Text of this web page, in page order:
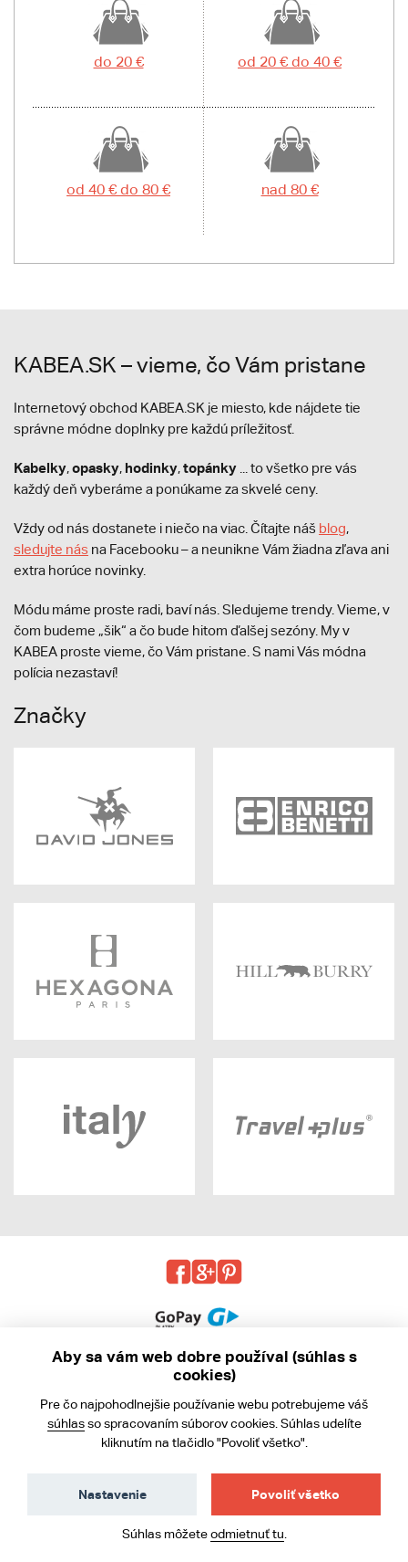
do 20 € od 20 € do 40 €
od 40 € do 80 € nad 80 €
KABEA.SK – vieme, čo Vám pristane
Internetový obchod KABEA.SK je miesto, kde nájdete tie
správne módne doplnky pre každú príležitosť.
Kabelky,opasky, hodinky,topánky ... to všetko pre vás
každý deň vyberáme a ponúkame za skvelé ceny.
Vždy od nás dostanete i niečo na viac. Čítajte náš blog,
sledujte nás na Facebooku – a neunikne Vám žiadna zľava ani
extra horúce novinky.
Módu máme proste radi, baví nás. Sledujeme trendy. Vieme, v
čom budeme „šik“ a čo bude hitom ďalšej sezóny. My v
KABEA proste vieme, čo Vám pristane. S nami Vás módna
polícia nezastaví!
Značky
Obchodné podmienky
Ochrana osobných údajov
Aby sa vám web dobre používal (súhlas s
cookies)
Pre čo najpohodlnejšie používanie webu potrebujeme váš
súhlasso spracovaním súborov cookies. Súhlas udelíte
kliknutím na tlačidlo "Povoliť všetko".
Povoliť všetko
Nastavenie
Súhlas môžeteodmietnuť tu